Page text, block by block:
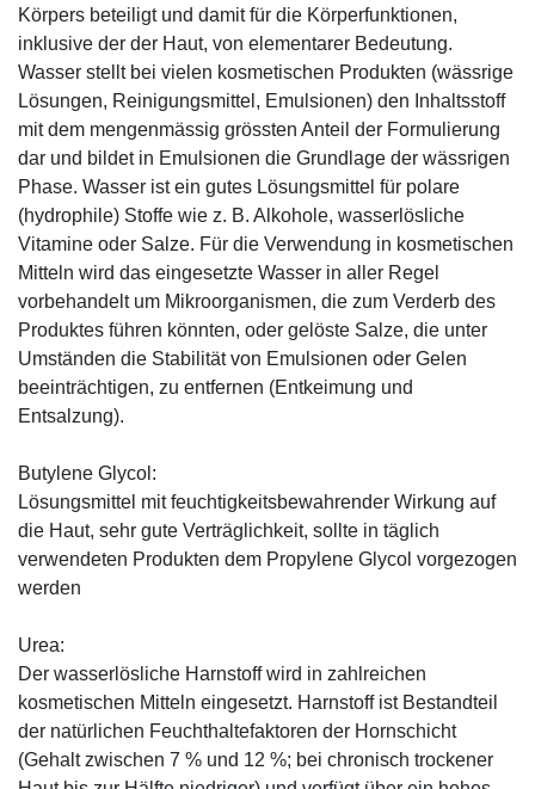
Körpers beteiligt und damit für die Körperfunktionen,
inklusive der der Haut, von elementarer Bedeutung.
Wasser stellt bei vielen kosmetischen Produkten (wässrige
Lösungen, Reinigungsmittel, Emulsionen) den Inhaltsstoff
mit dem mengenmässig grössten Anteil der Formulierung
dar und bildet in Emulsionen die Grundlage der wässrigen
Phase. Wasser ist ein gutes Lösungsmittel für polare
(hydrophile) Stoffe wie z. B. Alkohole, wasserlösliche
Vitamine oder Salze. Für die Verwendung in kosmetischen
Mitteln wird das eingesetzte Wasser in aller Regel
vorbehandelt um Mikroorganismen, die zum Verderb des
Produktes führen könnten, oder gelöste Salze, die unter
Umständen die Stabilität von Emulsionen oder Gelen
beeinträchtigen, zu entfernen (Entkeimung und
Entsalzung).
Butylene Glycol:
Lösungsmittel mit feuchtigkeitsbewahrender Wirkung auf
die Haut, sehr gute Verträglichkeit, sollte in täglich
verwendeten Produkten dem Propylene Glycol vorgezogen
werden
Urea:
Der wasserlösliche Harnstoff wird in zahlreichen
kosmetischen Mitteln eingesetzt. Harnstoff ist Bestandteil
der natürlichen Feuchthaltefaktoren der Hornschicht
(Gehalt zwischen 7 % und 12 %; bei chronisch trockener